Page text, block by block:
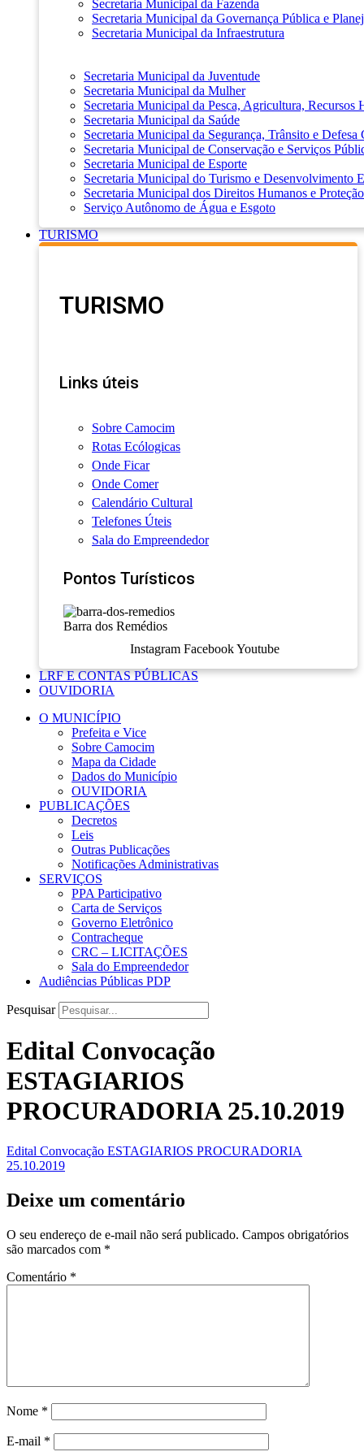
Secretaria Municipal da Fazenda
Secretaria Municipal da Governança Pública e
Secretaria Municipal da Infraestrutura
Secretaria Municipal da Juventude
Secretaria Municipal da Mulher
Secretaria Municipal da Pesca, Agricultura, Recursos
Secretaria Municipal da Saúde
Secretaria Municipal da Segurança, Trânsito e Defesa
Secretaria Municipal de Conservação e Serviços
Secretaria Municipal de Esporte
Secretaria Municipal do Turismo e Desenvolvimento
Secretaria Municipal dos Direitos Humanos e
Serviço Autônomo de Água e Esgoto
TURISMO
TURISMO
Links úteis
Sobre Camocim
Rotas Ecólogicas
Onde Ficar
Onde Comer
Calendário Cultural
Telefones Úteis
Sala do Empreendedor
Pontos Turísticos
Barra dos Remédios
Instagram Facebook Youtube
LRF E CONTAS PÚBLICAS
OUVIDORIA
O MUNICÍPIO
Prefeita e Vice
Sobre Camocim
Mapa da Cidade
Dados do Município
OUVIDORIA
PUBLICAÇÕES
Decretos
Leis
Outras Publicações
Notificações Administrativas
SERVIÇOS
PPA Participativo
Carta de Serviços
Governo Eletrônico
Contracheque
CRC – LICITAÇÕES
Sala do Empreendedor
Audiências Públicas PDP
Pesquisar
Edital Convocação
ESTAGIARIOS
PROCURADORIA 25.10.2019
Edital Convocação ESTAGIARIOS PROCURADORIA
25.10.2019
Deixe um comentário
O seu endereço de e-mail não será publicado. Campos obrigatórios
são marcados com *
Comentário *
Nome *
E-mail *